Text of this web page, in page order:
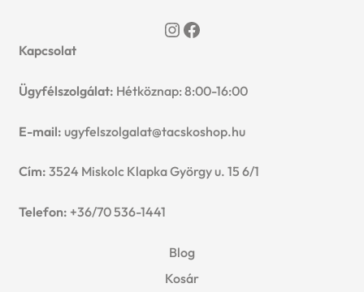
Instagram
Facebook
Kapcsolat
Ügyfélszolgálat: Hétköznap: 8:00-16:00
E-mail: ugyfelszolgalat@tacskoshop.hu
Cím: 3524 Miskolc Klapka György u. 15 6/1
Telefon: +36/70 536-1441
Blog
Kosár